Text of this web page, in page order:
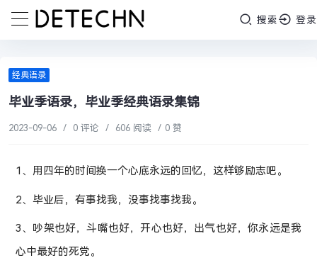
搜索 登录
经典语录
毕业季语录，毕业季经典语录集锦
2023-09-06 / 0 评论 / 606 阅读 / 0 赞
1、用四年的时间换一个心底永远的回忆，这样够励志吧。
2、毕业后，有事找我，没事找事找我。
3、吵架也好，斗嘴也好，开心也好，出气也好，你永远是我
心中最好的死党。